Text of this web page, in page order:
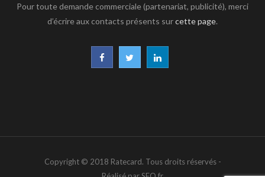
Pour toute demande commerciale (partenariat, publicité), merci
d’écrire aux contacts présents surcette page.
F
o e
L
d
Copyright © 2018 Ratecard. Tous droits réservés -